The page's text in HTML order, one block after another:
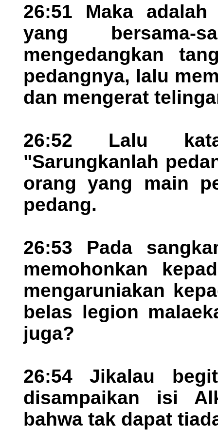
26:51 Maka
yang bersama-
mengedangkan
pedangnya, lalu
dan mengerat
26:52 Lalu
"Sarungkanlah
orang yang main
pedang.
26:53 Pada
memohonkan
mengaruniakan
belas legion
juga?
26:54 Jikalau
disampaikan isi
bahwa tak dapat